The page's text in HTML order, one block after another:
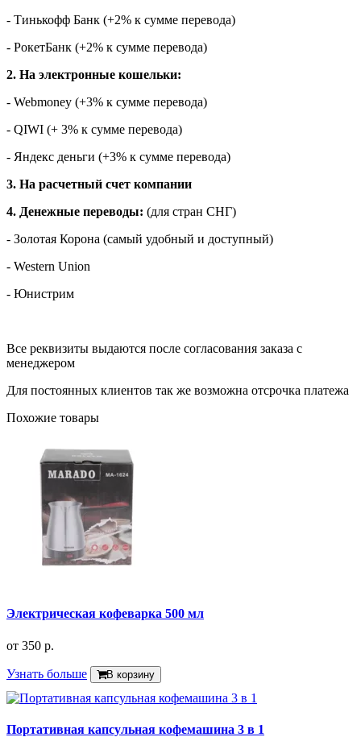
- Тинькофф Банк (+2% к сумме перевода)
- РокетБанк (+2% к сумме перевода)
2. На электронные кошельки:
- Webmoney (+3% к сумме перевода)
- QIWI (+ 3% к сумме перевода)
- Яндекс деньги (+3% к сумме перевода)
3. На расчетный счет компании
4. Денежные переводы: (для стран СНГ)
- Золотая Корона (самый удобный и доступный)
- Western Union
- Юнистрим
Все реквизиты выдаются после согласования заказа с
менеджером
Для постоянных клиентов так же возможна отсрочка платежа
Похожие товары
Электрическая кофеварка 500 мл
от 350 р.
Узнать больше В корзину
Портативная капсульная кофемашина 3 в 1